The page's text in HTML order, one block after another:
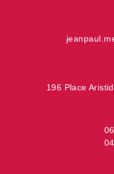
196 Place